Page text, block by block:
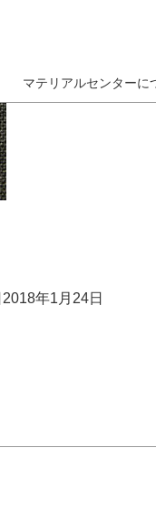
マテリアルセンターに
2018年1月24日